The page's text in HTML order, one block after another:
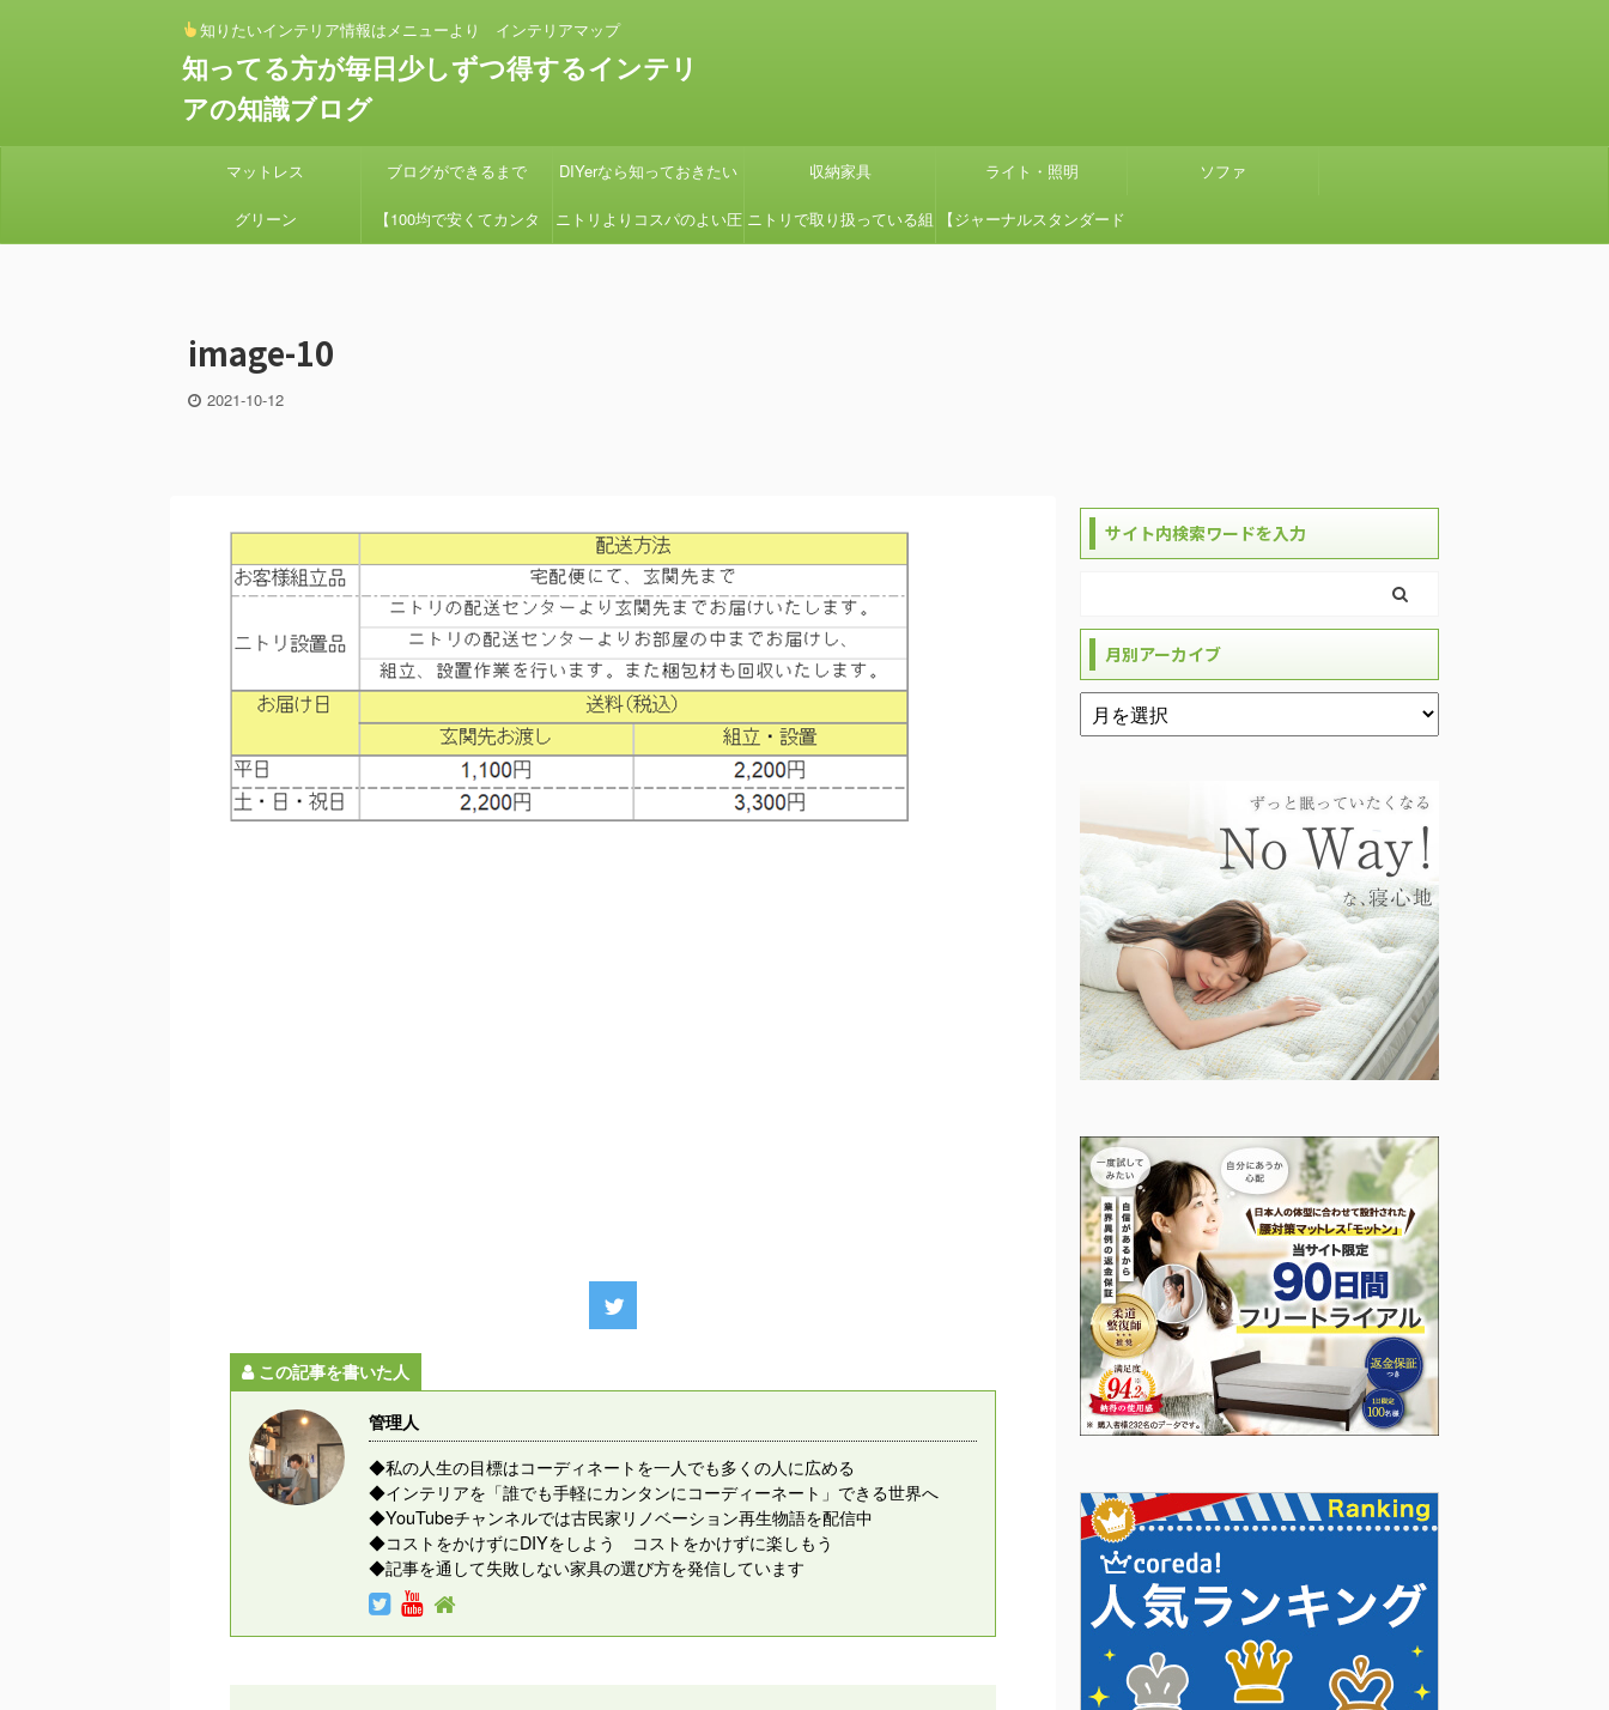
知りたいインテリア情報はメニューより インテリアマップ
知ってる方が毎日少しずつ得するインテリ
アの知識ブログ
マットレス ブログができるまで DIYerなら知っておきたい 収納家具 ライト・照明 ソファ
グリーン 【100均で安くてカンタ ニトリよりコスパのよい圧 ニトリで取り扱っている組 【ジャーナルスタンダード
image-10
2021-10-12
この記事を書いた人
管理人
◆私の人生の目標はコーディネートを一人でも多くの人に広める
◆インテリアを「誰でも手軽にカンタンにコーディーネート」できる世界へ
◆YouTubeチャンネルでは古民家リノベーション再生物語を配信中
◆コストをかけずにDIYをしよう コストをかけずに楽しもう
◆記事を通して失敗しない家具の選び方を発信しています
サイト内検索ワードを入力
月別アーカイブ